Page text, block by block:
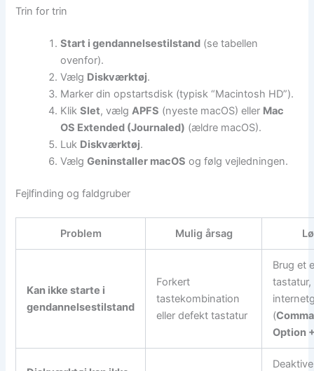
Trin for trin
Start i gendannelsestilstand (se tabellen
ovenfor).
Vælg Diskværktøj.
Marker din opstartsdisk (typisk “Macintosh HD”).
KlikSlet, vælgAPFS (nyeste macOS) eller Mac
OS Extended (Journaled) (ældre macOS).
Luk Diskværktøj.
VælgGeninstaller macOS og følg vejledningen.
Fejlfinding og faldgruber
Problem Mulig årsag
Kan ikke starte i
gendannelsestilstand
Forkert
tastekombination
eller defekt tastatur
Brug et
tastatur,
(
Option